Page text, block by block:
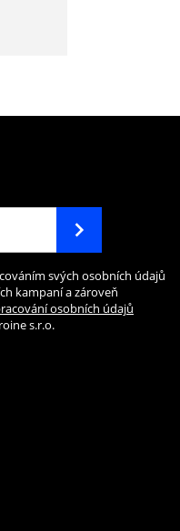
svých osobních údajů
kampaní a zároveň
osobních údajů
s.r.o.